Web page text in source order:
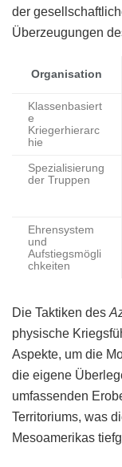
der
Überzeugungen
Organisation
Klassenbasiert
e
Kriegerhierarc
hie
Spezialisierung
der Truppen
Ehrensystem
und
Aufstiegsmögli
chkeiten
Die Taktiken des
physische
Aspekte, um die
die eigene
umfassenden
Territoriums, was
Mesoamerikas